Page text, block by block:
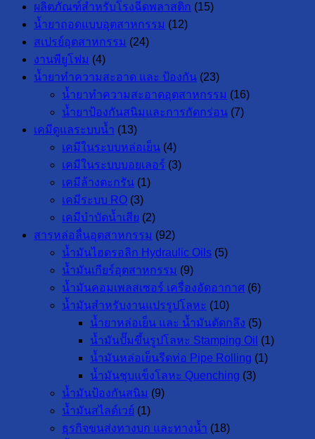
ผลิตภัณฑ์สำหรับโรงฉีดพลาสติก (15)
น้ำยาถอดแบบอุตสาหกรรม (12)
สเปรย์อุตสาหกรรม (24)
งานพียูโฟม (4)
น้ำยาทำความสะอาด และ ป้องกัน (23)
น้ำยาทำความสะอาดอุตสาหกรรม (16)
น้ำยาป้องกันสนิมและการกัดกร่อน (7)
เคมีดูแลระบบน้ำ (13)
เคมีในระบบหล่อเย็น (4)
เคมีในระบบบอยเลอร์ (3)
เคมีล้างตะกรัน (1)
เคมีระบบ RO (3)
เคมีบำบัดน้ำเสีย (2)
สารหล่อลื่นอุตสาหกรรม (92)
น้ำมันไฮดรอลิก Hydraulic Oils (5)
น้ำมันเกียร์อุตสาหกรรม (9)
น้ำมันคอมเพลสเซอร์ เครื่องอัดอากาศ (6)
น้ำมันสำหรับงานแปรรูปโลหะ (10)
น้ำยาหล่อเย็น และ น้ำมันตัดกลึง (5)
น้ำมันปั๊มขึ้นรูปโลหะ Stamping Oil (1)
น้ำมันหล่อเย็นรีดท่อ Pipe Rolling (1)
น้ำมันชุบแข็งโลหะ Quenching (3)
น้ำมันป้องกันสนิม (9)
น้ำมันสไลด์เวย์ (1)
ธุรกิจขนส่งทางบก และทางน้ำ (18)